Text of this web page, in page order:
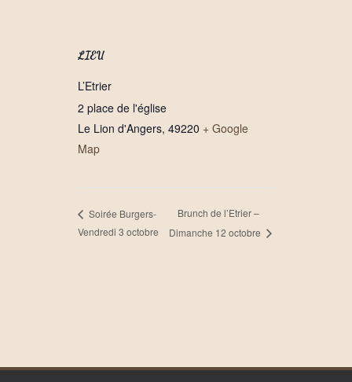
LIEU
L’Etrier
2 place de l'église
Le Lion d'Angers, 49220 + Google
Map
Soirée Burgers-
Vendredi 3 octobre
Brunch de l’Etrier –
Dimanche 12 octobre